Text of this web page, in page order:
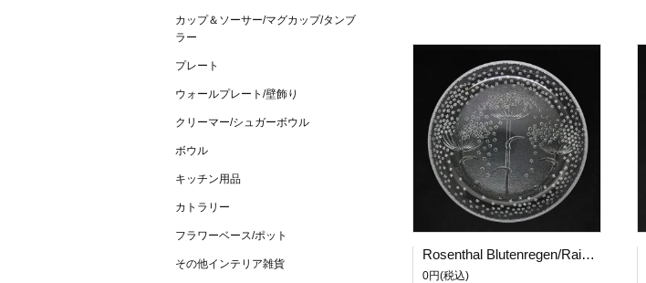
Rosenthal Blutenregen/Raining Blossom/花の雨 プレート 20cm (4)
0円(税込)
カップ＆ソーサー/マグカップ/タンブ
ラー
プレート
ウォールプレート/壁飾り
クリーマー/シュガーボウル
ボウル
キッチン用品
カトラリー
フラワーベース/ポット
その他インテリア雑貨